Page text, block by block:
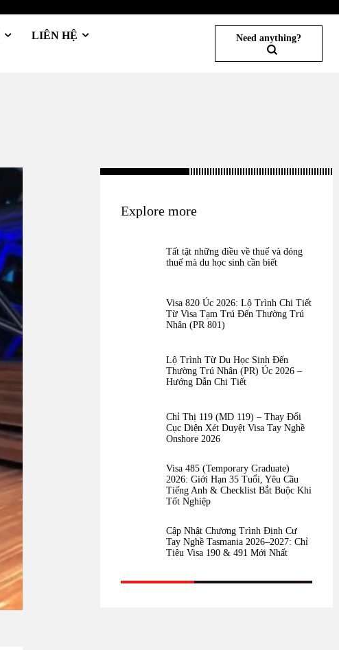
LIÊN HỆ
Need anything?
Explore more
Tất tật những điều về thuế và đóng
thuế mà du học sinh cần biết
Visa 820 Úc 2026: Lộ Trình Chi Tiết
Từ Visa Tạm Trú Đến Thường Trú
Nhân (PR 801)
Lộ Trình Từ Du Học Sinh Đến
Thường Trú Nhân (PR) Úc 2026 –
Hướng Dẫn Chi Tiết
Chỉ Thị 119 (MD 119) – Thay Đổi
Cục Diện Xét Duyệt Visa Tay Nghề
Onshore 2026
Visa 485 (Temporary Graduate)
2026: Giới Hạn 35 Tuổi, Yêu Cầu
Tiếng Anh & Checklist Bắt Buộc Khi
Tốt Nghiệp
Cập Nhật Chương Trình Định Cư
Tay Nghề Tasmania 2026–2027: Chỉ
Tiêu Visa 190 & 491 Mới Nhất